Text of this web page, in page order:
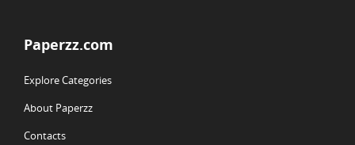
Paperzz.com
Explore Categories
About Paperzz
Contacts